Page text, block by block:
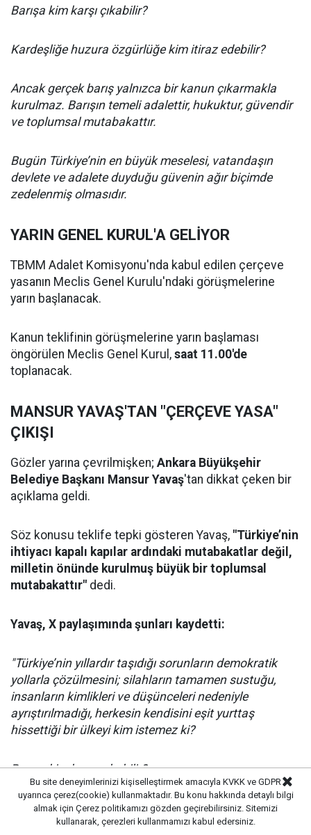
Barışa kim karşı çıkabilir?
Kardeşliğe huzura özgürlüğe kim itiraz edebilir?
Ancak gerçek barış yalnızca bir kanun çıkarmakla
kurulmaz. Barışın temeli adalettir, hukuktur, güvendir
ve toplumsal mutabakattır.
Bugün Türkiye’nin en büyük meselesi, vatandaşın
devlete ve adalete duyduğu güvenin ağır biçimde
zedelenmiş olmasıdır.
YARIN GENEL KURUL'A GELİYOR
TBMM Adalet Komisyonu'nda kabul edilen çerçeve
yasanın Meclis Genel Kurulu'ndaki görüşmelerine
yarın başlanacak.
Kanun teklifinin görüşmelerine yarın başlaması
öngörülen Meclis Genel Kurul, saat 11.00'de
toplanacak.
MANSUR YAVAŞ'TAN "ÇERÇEVE YASA"
ÇIKIŞI
Gözler yarına çevrilmişken; Ankara Büyükşehir
Belediye Başkanı Mansur Yavaş'tan dikkat çeken bir
açıklama geldi.
Söz konusu teklife tepki gösteren Yavaş, "Türkiye’nin
ihtiyacı kapalı kapılar ardındaki mutabakatlar değil,
milletin önünde kurulmuş büyük bir toplumsal
mutabakattır" dedi.
Yavaş, X paylaşımında şunları kaydetti:
"Türkiye’nin yıllardır taşıdığı sorunların demokratik
yollarla çözülmesini; silahların tamamen sustuğu,
insanların kimlikleri ve düşünceleri nedeniyle
ayrıştırılmadığı, herkesin kendisini eşit yurttaş
hissettiği bir ülkeyi kim istemez ki?
Barışa kim karşı çıkabilir?
Kardeşliğe huzura özgürlüğe kim itiraz edebilir?
Bu site deneyimlerinizi kişiselleştirmek amacıyla KVKK ve GDPR
uyarınca çerez(cookie) kullanmaktadır. Bu konu hakkında detaylı bilgi
almak için Çerez politikamızı gözden geçirebilirsiniz. Sitemizi
kullanarak, çerezleri kullanmamızı kabul edersiniz.